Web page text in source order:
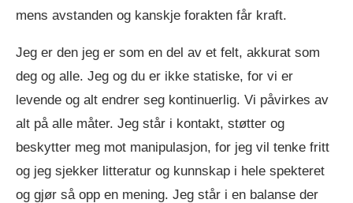
mens avstanden og kanskje forakten får kraft.
Jeg er den jeg er som en del av et felt, akkurat som
deg og alle. Jeg og du er ikke statiske, for vi er
levende og alt endrer seg kontinuerlig. Vi påvirkes av
alt på alle måter. Jeg står i kontakt, støtter og
beskytter meg mot manipulasjon, for jeg vil tenke fritt
og jeg sjekker litteratur og kunnskap i hele spekteret
og gjør så opp en mening. Jeg står i en balanse der